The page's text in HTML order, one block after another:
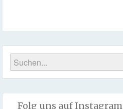
Folg uns auf Instagram